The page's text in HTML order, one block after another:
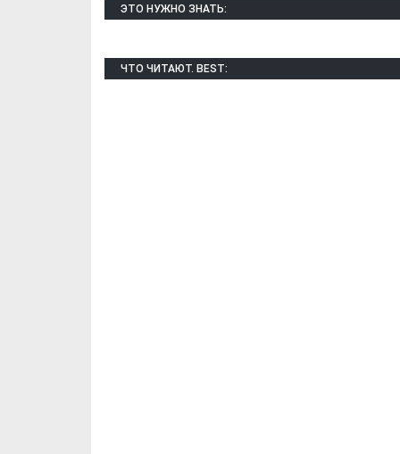
ЭТО НУЖНО ЗНАТЬ:
ЧТО ЧИТАЮТ. BEST:
из романа «1овда»)